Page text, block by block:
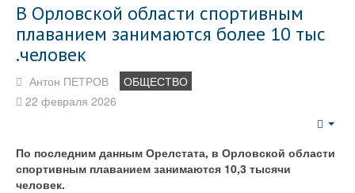
В Орловской области спортивным
плаванием занимаются более 10 тыс
.человек
Антон ПЕТРОВ
ОБЩЕСТВО
22 февраля 2026
По последним данным Орелстата, в Орловской области
спортивным плаванием занимаются 10,3 тысячи
человек.